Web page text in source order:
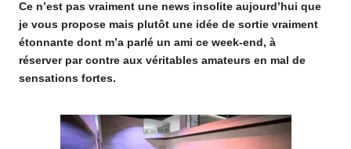
m
Ce n’est pas vraiment une news insolite aujourd’hui que
je vous propose mais plutôt une idée de sortie vraiment
étonnante dont m’a parlé un ami ce week-end, à
réserver par contre aux véritables amateurs en mal de
sensations fortes.